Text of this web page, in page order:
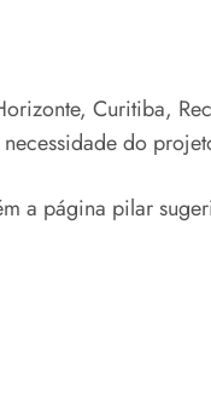
Curitiba,
do
a página pilar